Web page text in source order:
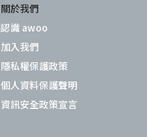
關於我們
認識 awoo
加入我們
隱私權保護政策
個人資料保護聲明
資訊安全政策宣言